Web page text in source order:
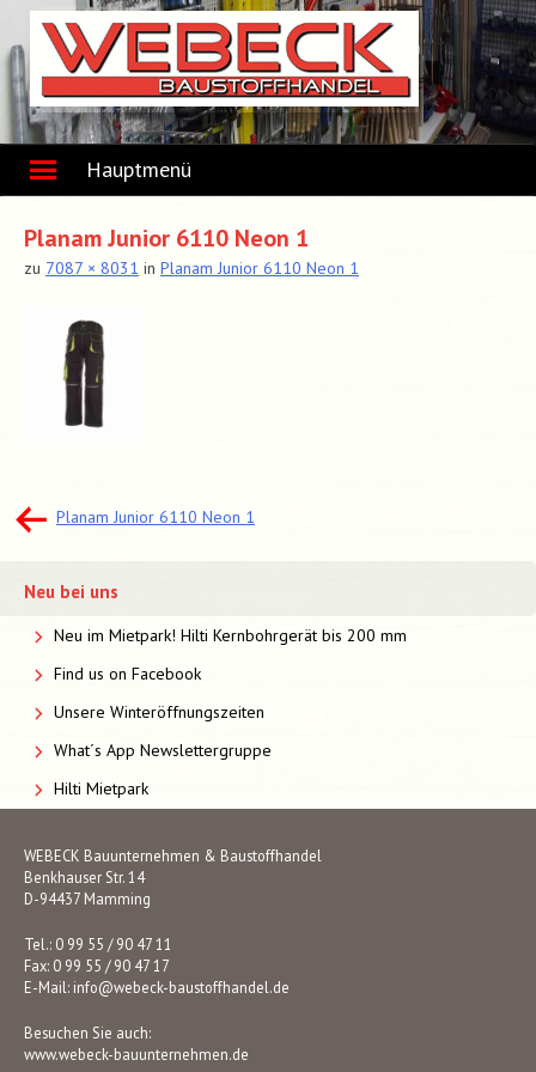
content
Hauptmenü
Planam Junior 6110 Neon 1
zu 7087 × 8031 in Planam Junior 6110 Neon 1
Beitragsnavigation
Planam Junior 6110 Neon 1
Neu bei uns
Neu im Mietpark! Hilti Kernbohrgerät bis 200 mm
Find us on Facebook
Unsere Winteröffnungszeiten
What´s App Newslettergruppe
Hilti Mietpark
WEBECK Bauunternehmen & Baustoffhandel
Benkhauser Str. 14
D-94437 Mamming
Tel.: 0 99 55 / 90 47 11
Fax: 0 99 55 / 90 47 17
E-Mail: info@webeck-baustoffhandel.de
Besuchen Sie auch:
www.webeck-bauunternehmen.de